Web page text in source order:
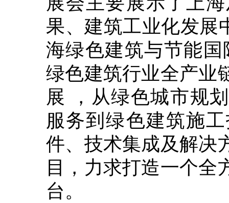
果、建筑工业化发展
海绿色建筑与节能
绿色建筑行业全产业
展 ，从绿色城市规
服务到绿色建筑施
件、技术集成及解决
目，力求打造一个全
台。